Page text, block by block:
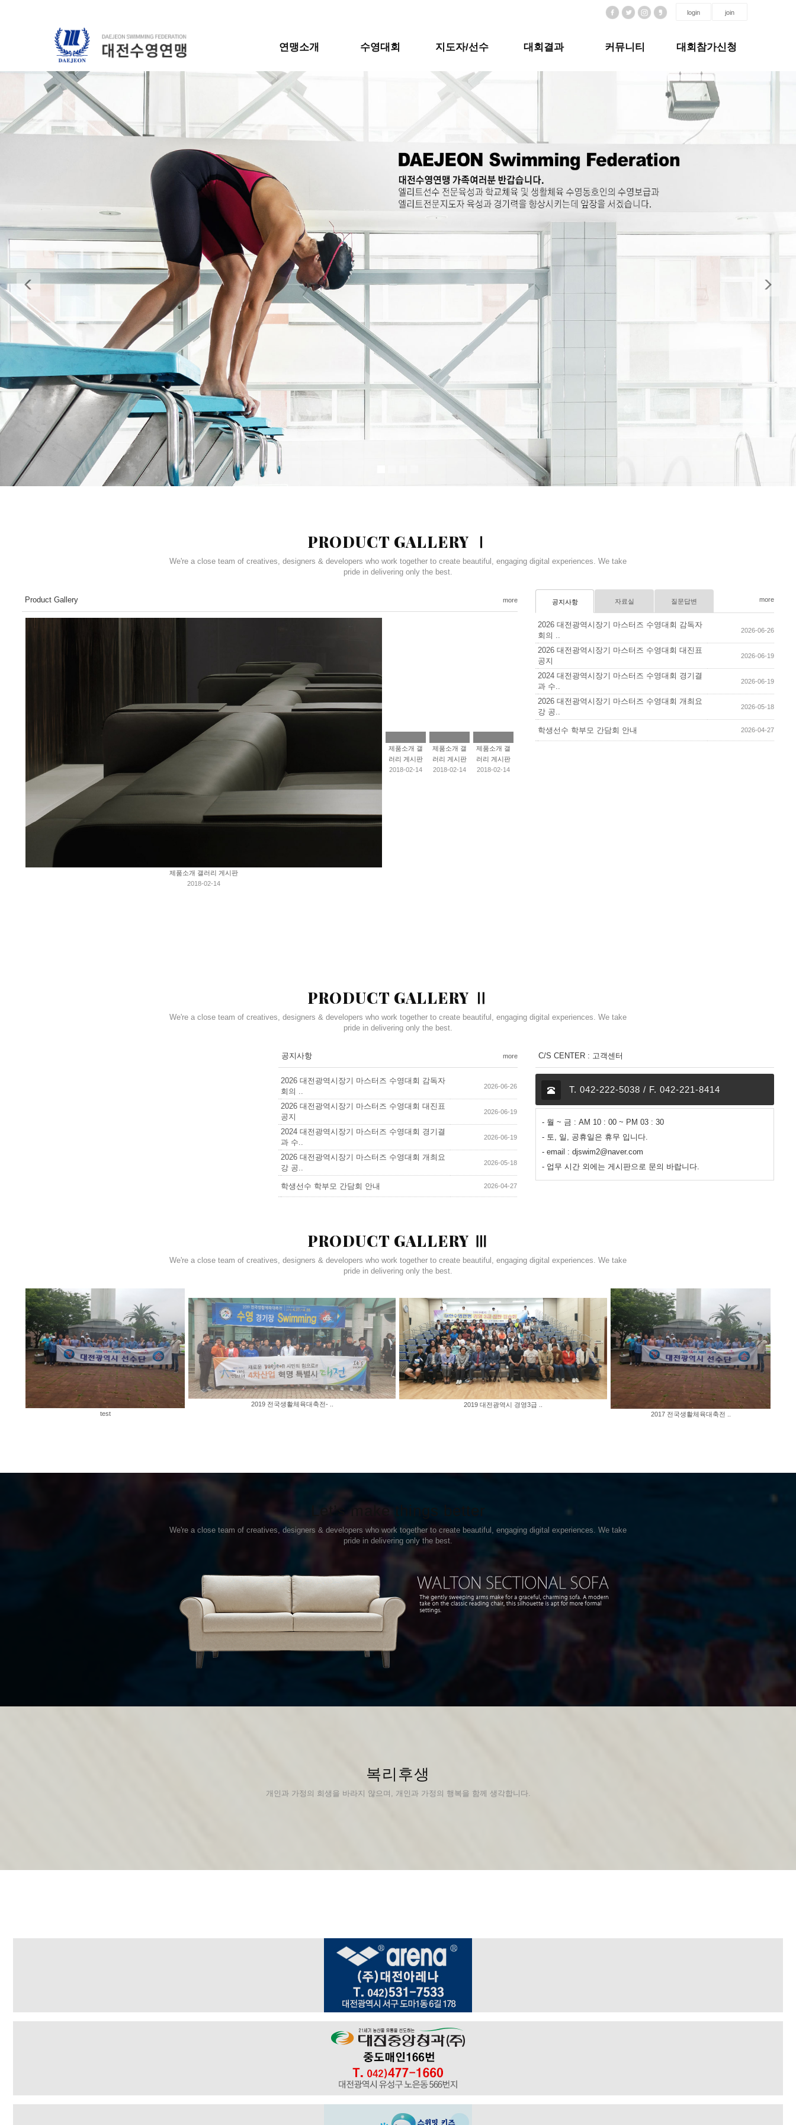
login join
연맹소개 수영대회 지도자/선수 대회결과 커뮤니티 대회참가신청
Previous Next
PRODUCT GALLERY Ⅰ
We're a close team of creatives, designers & developers who work together to create beautiful, engaging digital experiences. We take
pride in delivering only the best.
Product Gallery more
제품소개 갤러리 게시판
2018-02-14
제품소개 갤
러리 게시판
2018-02-14
제품소개 갤
러리 게시판
2018-02-14
제품소개 갤
러리 게시판
2018-02-14
공지사항 자료실 질문답변 more
2026 대전광역시장기 마스터즈 수영대회 감독자
회의 ..
2026-06-26
2026 대전광역시장기 마스터즈 수영대회 대진표
공지
2026-06-19
2024 대전광역시장기 마스터즈 수영대회 경기결
과 수..
2026-06-19
2026 대전광역시장기 마스터즈 수영대회 개최요
강 공..
2026-05-18
학생선수 학부모 간담회 안내 2026-04-27
PRODUCT GALLERY Ⅱ
We're a close team of creatives, designers & developers who work together to create beautiful, engaging digital experiences. We take
pride in delivering only the best.
공지사항 more
2026 대전광역시장기 마스터즈 수영대회 감독자
회의 ..
2026-06-26
2026 대전광역시장기 마스터즈 수영대회 대진표
공지
2026-06-19
2024 대전광역시장기 마스터즈 수영대회 경기결
과 수..
2026-06-19
2026 대전광역시장기 마스터즈 수영대회 개최요
강 공..
2026-05-18
학생선수 학부모 간담회 안내 2026-04-27
C/S CENTER : 고객센터
T. 042-222-5038 / F. 042-221-8414
- 월 ~ 금 : AM 10 : 00 ~ PM 03 : 30
- 토, 일, 공휴일은 휴무 입니다.
- email : djswim2@naver.com
- 업무 시간 외에는 게시판으로 문의 바랍니다.
PRODUCT GALLERY Ⅲ
We're a close team of creatives, designers & developers who work together to create beautiful, engaging digital experiences. We take
pride in delivering only the best.
test
2019 전국생활체육대축전- ..
2019 대전광역시 경영3급 ..
2017 전국생활체육대축전 ..
Let’s make things better
We're a close team of creatives, designers & developers who work together to create beautiful, engaging digital experiences. We take
pride in delivering only the best.
복리후생
개인과 가정의 희생을 바라지 않으며, 개인과 가정의 행복을 함께 생각합니다.